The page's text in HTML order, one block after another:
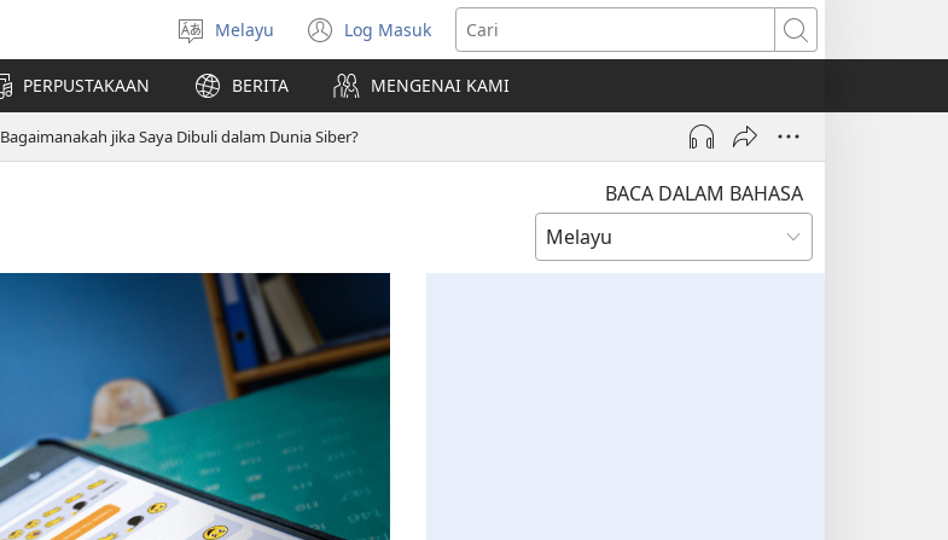
Pilih
Bahasa
Melayu Log Masuk
(membuka
tetingkap
baharu)
Cari
PERPUSTAKAAN BERITA MENGENAI KAMI
Bagaimanakah jika Saya Dibuli dalam Dunia Siber?
BACA DALAM BAHASA